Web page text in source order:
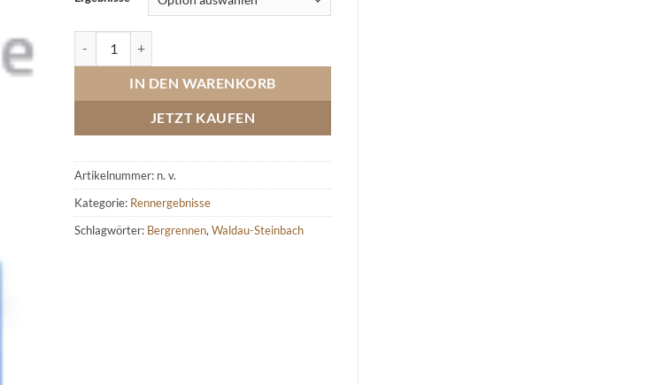
IN DEN WARENKORB
JETZT KAUFEN
Artikelnummer: n. v.
Kategorie: Rennergebnisse
Schlagwörter: Bergrennen, Waldau-Steinbach